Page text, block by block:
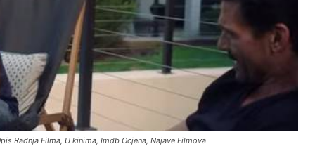
Radnja Filma, U kinima, Imdb Ocjena, Najave Filmova